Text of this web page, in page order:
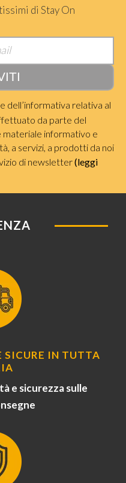
di Stay On
dell’informativa relativa al
da parte del
informativo e
a servizi, a prodotti da noi
di newsletter(leggi
SICURE IN TUTTA
e sicurezza sulle